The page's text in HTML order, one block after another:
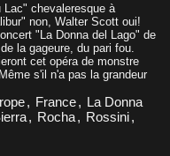
Lac" chevaleresque à
non, Walter Scott oui!
"La Donna del Lago" de
la gageure, du pari fou.
cet opéra de monstre
s'il n'a pas la grandeur
, France, La Donna
, Rocha, Rossini,